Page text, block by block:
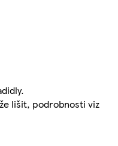
lišit, podrobnosti viz